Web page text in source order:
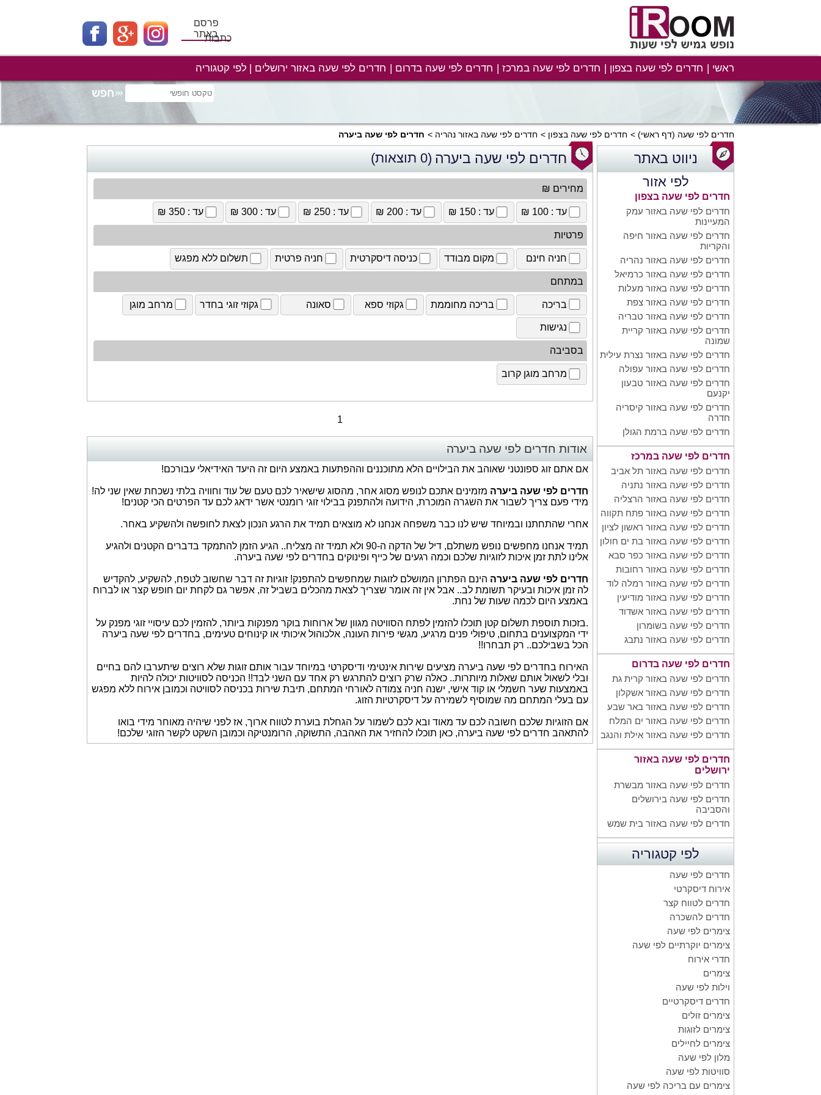
פרסם
באתרכתבות
ראשי חדרים לפי שעה בצפון חדרים לפי שעה במרכז חדרים לפי שעה בדרום חדרים לפי שעה באזור ירושלים לפי קטגוריה
חדרים לפי שעה (דף ראשי) חדרים לפי שעה בצפון חדרים לפי שעה באזור נהריה חדרים לפי שעה ביערה
ניווט באתר
לפי אזור
חדרים לפי שעה בצפון
חדרים לפי שעה באזור עמק
המעיינות
חדרים לפי שעה באזור חיפה
והקריות
חדרים לפי שעה באזור נהריה
חדרים לפי שעה באזור כרמיאל
חדרים לפי שעה באזור מעלות
חדרים לפי שעה באזור צפת
חדרים לפי שעה באזור טבריה
חדרים לפי שעה באזור קריית
שמונה
חדרים לפי שעה באזור נצרת עילית
חדרים לפי שעה באזור עפולה
חדרים לפי שעה באזור טבעון
יקנעם
חדרים לפי שעה באזור קיסריה
חדרה
חדרים לפי שעה ברמת הגולן
חדרים לפי שעה במרכז
חדרים לפי שעה באזור תל אביב
חדרים לפי שעה באזור נתניה
חדרים לפי שעה באזור הרצליה
חדרים לפי שעה באזור פתח תקווה
חדרים לפי שעה באזור ראשון לציון
חדרים לפי שעה באזור בת ים חולון
חדרים לפי שעה באזור כפר סבא
חדרים לפי שעה באזור רחובות
חדרים לפי שעה באזור רמלה לוד
חדרים לפי שעה באזור מודיעין
חדרים לפי שעה באזור אשדוד
חדרים לפי שעה בשומרון
חדרים לפי שעה באזור נתבג
חדרים לפי שעה בדרום
חדרים לפי שעה באזור קרית גת
חדרים לפי שעה באזור אשקלון
חדרים לפי שעה באזור באר שבע
חדרים לפי שעה באזור ים המלח
חדרים לפי שעה באזור אילת והנגב
חדרים לפי שעה באזור
ירושלים
חדרים לפי שעה באזור מבשרת
חדרים לפי שעה בירושלים
והסביבה
חדרים לפי שעה באזור בית שמש
לפי קטגוריה
חדרים לפי שעה
אירוח דיסקרטי
חדרים לטווח קצר
חדרים להשכרה
צימרים לפי שעה
צימרים יוקרתיים לפי שעה
חדרי אירוח
צימרים
וילות לפי שעה
חדרים דיסקרטיים
צימרים זולים
צימרים לזוגות
צימרים לחיילים
מלון לפי שעה
סוויטות לפי שעה
צימרים עם בריכה לפי שעה
חדרים לפי שעה ביערה (0 תוצאות)
מחירים ₪
עד : 100 ₪ עד : 150 ₪ עד : 200 ₪ עד : 250 ₪ עד : 300 ₪ עד : 350 ₪
פרטיות
חניה חינם מקום מבודד כניסה דיסקרטית חניה פרטית תשלום ללא מפגש
במתחם
בריכה בריכה מחוממת גקוזי ספא סאונה גקוזי זוגי בחדר מרחב מוגן
נגישות
בסביבה
מרחב מוגן קרוב
1
אודות חדרים לפי שעה ביערה
אם אתם זוג ספונטני שאוהב את הבילויים הלא מתוכננים וההפתעות באמצע היום זה היעד האידיאלי עבורכם!
חדרים לפי שעה ביערה מזמינים אתכם לנופש מסוג אחר, מהסוג שישאיר לכם טעם של עוד וחוויה בלתי נשכחת שאין שני לה!
מידי פעם צריך לשבור את השגרה המוכרת, הידועה ולהתפנק בבילוי זוגי רומנטי אשר ידאג לכם עד הפרטים הכי קטנים!
אחרי שהתחתנו ובמיוחד שיש לנו כבר משפחה אנחנו לא מוצאים תמיד את הרגע הנכון לצאת לחופשה ולהשקיע באחר.
תמיד אנחנו מחפשים נופש משתלם, דיל של הדקה ה-90 ולא תמיד זה מצליח.. הגיע הזמן להתמקד בדברים הקטנים ולהגיע
אלינו לתת זמן איכות לזוגיות שלכם וכמה רגעים של כייף ופינוקים בחדרים לפי שעה ביערה.
חדרים לפי שעה ביערה הינם הפתרון המושלם לזוגות שמחפשים להתפנק! זוגיות זה דבר שחשוב לטפח, להשקיע, להקדיש
לה זמן איכות ובעיקר תשומת לב.. אבל אין זה אומר שצריך לצאת מהכלים בשביל זה, אפשר גם לקחת יום חופש קצר או לברוח
באמצע היום לכמה שעות של נחת.
.בזכות תוספת תשלום קטן תוכלו להזמין לפתח הסוויטה מגוון של ארוחות בוקר מפנקות ביותר, להזמין לכם עיסויי זוגי מפנק על
ידי המקצוענים בתחום, טיפולי פנים מרגיע, מגשי פירות העונה, אלכוהול איכותי או קינוחים טעימים, בחדרים לפי שעה ביערה
הכל בשבילכם.. רק תבחרו!!
האירוח בחדרים לפי שעה ביערה מציעים שירות אינטימי ודיסקרטי במיוחד עבור אותם זוגות שלא רוצים שיתערבו להם בחיים
ובלי לשאול אותם שאלות מיותרות.. כאלה שרק רוצים להתרגש רק אחד עם השני לבד!! הכניסה לסוויטות יכולה להיות
באמצעות שער חשמלי או קוד אישי, ישנה חניה צמודה לאורחי המתחם, תיבת שירות בכניסה לסוויטה וכמובן אירוח ללא מפגש
עם בעלי המתחם מה שמוסיף לשמירה על דיסקרטיות הזוג.
אם הזוגיות שלכם חשובה לכם עד מאוד ובא לכם לשמור על הגחלת בוערת לטווח ארוך, אז לפני שיהיה מאוחר מידי בואו
להתאהב חדרים לפי שעה ביערה, כאן תוכלו להחזיר את האהבה, התשוקה, הרומנטיקה וכמובן השקט לקשר הזוגי שלכם!